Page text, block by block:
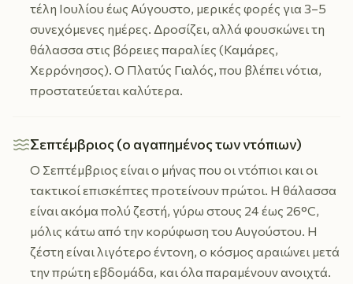
τέλη Ιουλίου έως Αύγουστο, μερικές φορές για 3–5
συνεχόμενες ημέρες. Δροσίζει, αλλά φουσκώνει τη
θάλασσα στις βόρειες παραλίες (Καμάρες,
Χερρόνησος). Ο Πλατύς Γιαλός, που βλέπει νότια,
προστατεύεται καλύτερα.
Σεπτέμβριος (ο αγαπημένος των ντόπιων)
Ο Σεπτέμβριος είναι ο μήνας που οι ντόπιοι και οι
τακτικοί επισκέπτες προτείνουν πρώτοι. Η θάλασσα
είναι ακόμα πολύ ζεστή, γύρω στους 24 έως 26°C,
μόλις κάτω από την κορύφωση του Αυγούστου. Η
ζέστη είναι λιγότερο έντονη, ο κόσμος αραιώνει μετά
την πρώτη εβδομάδα, και όλα παραμένουν ανοιχτά.